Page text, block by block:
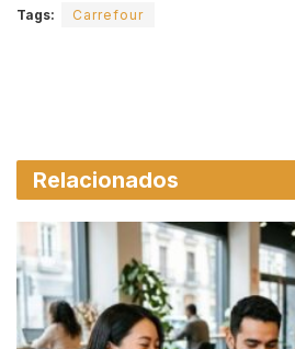
Tags: Carrefour
Relacionados